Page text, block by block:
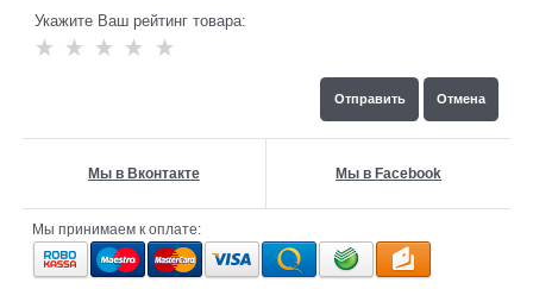
Укажите Ваш рейтинг товара:
Мы в Вконтакте Мы в Facebook
Мы принимаем к оплате: